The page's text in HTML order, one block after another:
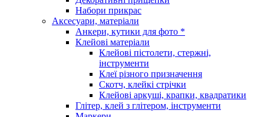
Набори прикрас
Аксесуари, матеріали
Анкери, кутики для фото *
Клейові матеріали
Клейові пістолети, стержні,
інструменти
Клеї різного призначення
Скотч, клейкі стрічки
Клейові аркуші, крапки, квадратики
Глітер, клей з глітером, інструменти